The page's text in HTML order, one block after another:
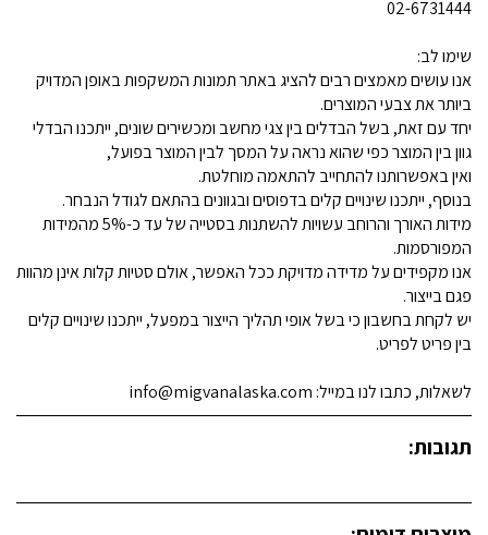
02-6731444
שימו לב:
אנו עושים מאמצים רבים להציג באתר תמונות המשקפות באופן המדויק
ביותר את צבעי המוצרים.
יחד עם זאת, בשל הבדלים בין צגי מחשב ומכשירים שונים, ייתכנו הבדלי
גוון בין המוצר כפי שהוא נראה על המסך לבין המוצר בפועל,
ואין באפשרותנו להתחייב להתאמה מוחלטת.
בנוסף, ייתכנו שינויים קלים בדפוסים ובגוונים בהתאם לגודל הנבחר.
מידות האורך והרוחב עשויות להשתנות בסטייה של עד כ-5% מהמידות
המפורסמות.
אנו מקפידים על מדידה מדויקת ככל האפשר, אולם סטיות קלות אינן מהוות
פגם בייצור.
יש לקחת בחשבון כי בשל אופי תהליך הייצור במפעל, ייתכנו שינויים קלים
בין פריט לפריט.
לשאלות, כתבו לנו במייל: info@migvanalaska.com
תגובות: